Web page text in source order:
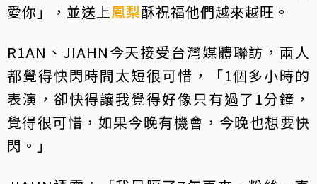
愛你」，並送上鳳梨酥祝福他們越來越旺。
R1AN、JIAHN今天接受台灣媒體聯訪，兩人
都覺得快閃時間太短很可惜，「1個多小時的
表演，卻快得讓我覺得好像只有過了1分鐘，
覺得很可惜，如果今晚有機會，今晚也想要快
閃。」